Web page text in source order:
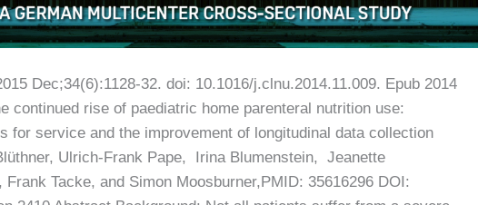
Dec;34(6):1128-32. doi: 10.1016/j.clnu.2014.11.009. Epub 2014
continued rise of paediatric home parenteral nutrition use:
for service and the improvement of longitudinal data collection
Ulrich‐Frank Pape, Irina Blumenstein, Jeanette
Frank Tacke, and Simon Moosburner,PMID: 35616296 DOI: